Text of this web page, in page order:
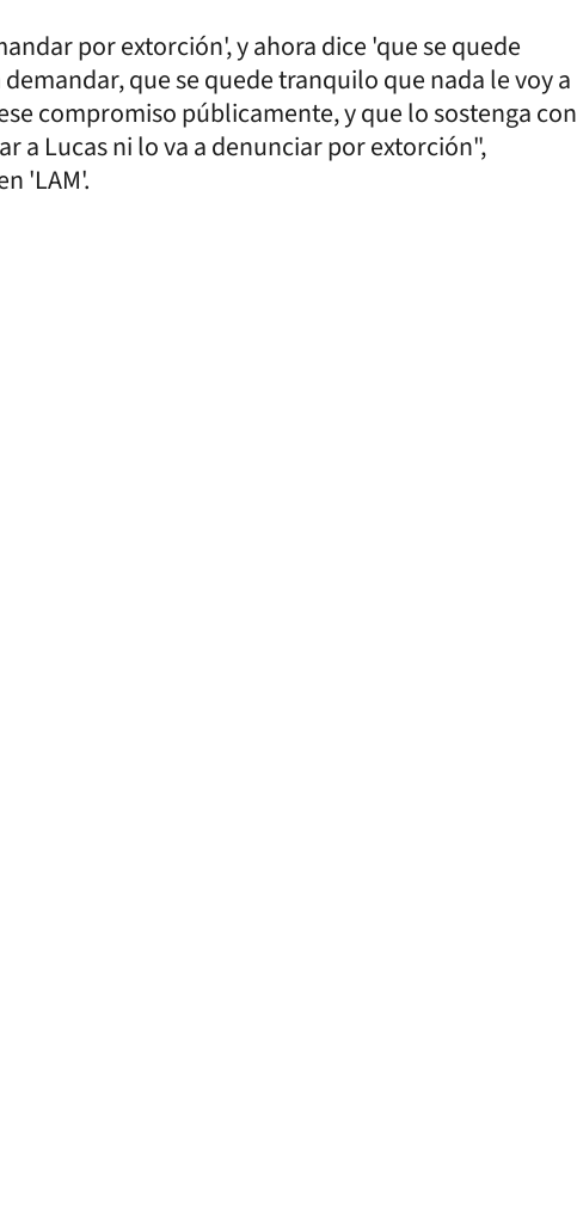
por extorción', y ahora dice 'que se quede
que se quede tranquilo que nada le voy a
compromiso públicamente, y que lo sostenga con
a Lucas ni lo va a denunciar por extorción",
'LAM'.